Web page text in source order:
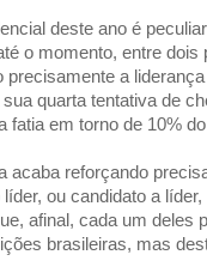
deste ano é
o momento, entre
precisamente a
quarta tentativa de
fatia em torno de 10%
acaba reforçando
ou candidato a
afinal, cada um deles
brasileiras, mas